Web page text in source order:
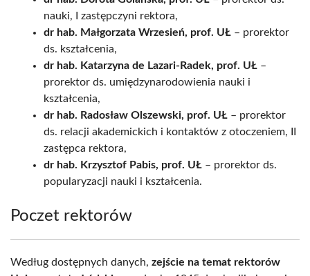
nauki, I zastępczyni rektora,
dr hab. Małgorzata Wrzesień, prof. UŁ – prorektor
ds. kształcenia,
dr hab. Katarzyna de Lazari-Radek, prof. UŁ –
prorektor ds. umiędzynarodowienia nauki i
kształcenia,
dr hab. Radosław Olszewski, prof. UŁ – prorektor
ds. relacji akademickich i kontaktów z otoczeniem, II
zastępca rektora,
dr hab. Krzysztof Pabis, prof. UŁ – prorektor ds.
popularyzacji nauki i kształcenia.
Poczet rektorów
Według dostępnych danych, zejście na temat rektorów